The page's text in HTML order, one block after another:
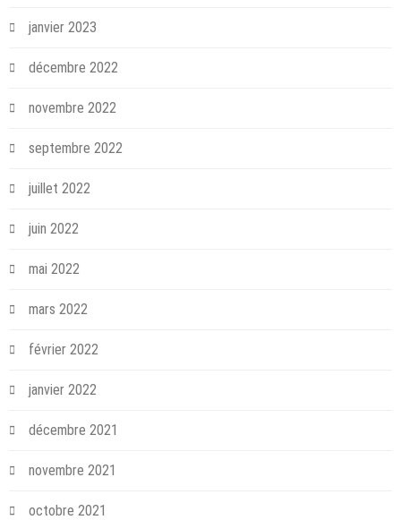
janvier 2023
décembre 2022
novembre 2022
septembre 2022
juillet 2022
juin 2022
mai 2022
mars 2022
février 2022
janvier 2022
décembre 2021
novembre 2021
octobre 2021